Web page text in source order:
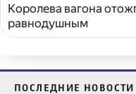
Королева вагона
равнодушным
ПОСЛЕДНИЕ НОВОСТИ